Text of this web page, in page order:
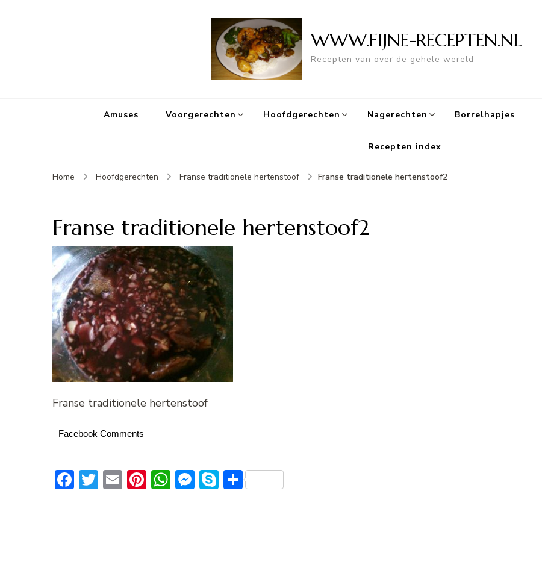
WWW.FIJNE-RECEPTEN.NL
Recepten van over de gehele wereld
Amuses Voorgerechten Hoofdgerechten Nagerechten Borrelhapjes
Recepten index
Home Hoofdgerechten Franse traditionele hertenstoof Franse traditionele hertenstoof2
Franse traditionele hertenstoof2
Franse traditionele hertenstoof
Facebook Comments
Facebook
Twitter
EmailPinterest
WhatsApp
Messenger
Skype
Delen